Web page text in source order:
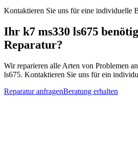
Kontaktieren Sie uns für eine individuelle
Ihr k7 ms330 ls675
Reparatur?
Wir reparieren alle Arten von Problemen
ls675. Kontaktieren Sie uns für ein
Reparatur anfragenBeratung erhalten